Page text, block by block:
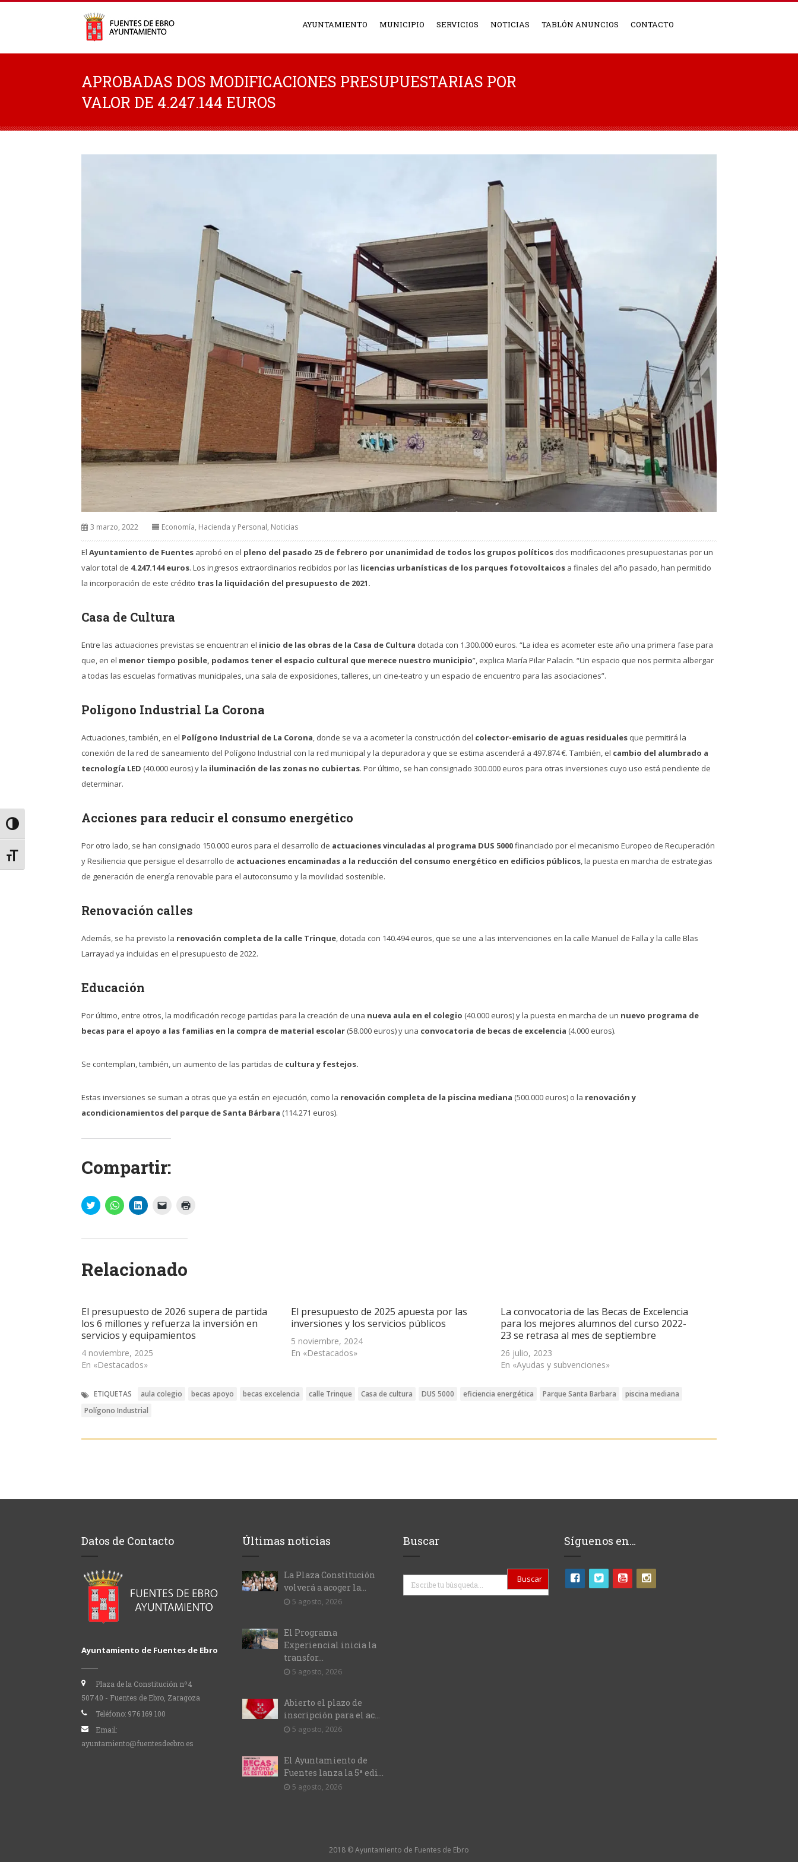
Alternar alto contraste
Alternar tamaño de letra
AYUNTAMIENTO MUNICIPIO SERVICIOS NOTICIAS TABLÓN ANUNCIOS CONTACTO
APROBADAS DOS MODIFICACIONES PRESUPUESTARIAS POR
VALOR DE 4.247.144 EUROS
3 marzo, 2022 Economía, Hacienda y Personal, Noticias
El Ayuntamiento de Fuentes aprobó en el pleno del pasado 25 de febrero por unanimidad de todos los grupos políticos dos modificaciones presupuestarias por un
valor total de 4.247.144 euros. Los ingresos extraordinarios recibidos por las licencias urbanísticas de los parques fotovoltaicos a finales del año pasado, han permitido
la incorporación de este crédito tras la liquidación del presupuesto de 2021.
Casa de Cultura
Entre las actuaciones previstas se encuentran el inicio de las obras de la Casa de Cultura dotada con 1.300.000 euros. “La idea es acometer este año una primera fase para
que, en el menor tiempo posible, podamos tener el espacio cultural que merece nuestro municipio”, explica María Pilar Palacín. “Un espacio que nos permita albergar
a todas las escuelas formativas municipales, una sala de exposiciones, talleres, un cine-teatro y un espacio de encuentro para las asociaciones”.
Polígono Industrial La Corona
Actuaciones, también, en el Polígono Industrial de La Corona, donde se va a acometer la construcción del colector-emisario de aguas residuales que permitirá la
conexión de la red de saneamiento del Polígono Industrial con la red municipal y la depuradora y que se estima ascenderá a 497.874 €. También, el cambio del alumbrado a
tecnología LED (40.000 euros) y la iluminación de las zonas no cubiertas. Por último, se han consignado 300.000 euros para otras inversiones cuyo uso está pendiente de
determinar.
Acciones para reducir el consumo energético
Por otro lado, se han consignado 150.000 euros para el desarrollo de actuaciones vinculadas al programa DUS 5000financiado por el mecanismo Europeo de Recuperación
y Resiliencia que persigue el desarrollo de actuaciones encaminadas a la reducción del consumo energético en edificios públicos, la puesta en marcha de estrategias
de generación de energía renovable para el autoconsumo y la movilidad sostenible.
Renovación calles
Además, se ha previsto la renovación completa de la calle Trinque, dotada con 140.494 euros, que se une a las intervenciones en la calle Manuel de Falla y la calle Blas
Larrayad ya incluidas en el presupuesto de 2022.
Educación
Por último, entre otros, la modificación recoge partidas para la creación de una nueva aula en el colegio (40.000 euros) y la puesta en marcha de un nuevo programa de
becas para el apoyo a las familias en la compra de material escolar (58.000 euros) y una convocatoria de becas de excelencia (4.000 euros).
Se contemplan, también, un aumento de las partidas de cultura y festejos.
Estas inversiones se suman a otras que ya están en ejecución, como la renovación completa de la piscina mediana (500.000 euros) o la renovación y
acondicionamientos del parque de Santa Bárbara (114.271 euros).
Compartir:
Haz
clic
Twitter
en
una
Haz
clic
WhatsApp
en
una
Haz
clic
LinkedIn
en
una
Haz
enlace
electrónico
a
en
una
ventana
nueva)
Relacionado
El presupuesto de 2026 supera de partida
los 6 millones y refuerza la inversión en
servicios y equipamientos
4 noviembre, 2025
En «Destacados»
El presupuesto de 2025 apuesta por las
inversiones y los servicios públicos
5 noviembre, 2024
En «Destacados»
La convocatoria de las Becas de Excelencia
para los mejores alumnos del curso 2022-
23 se retrasa al mes de septiembre
26 julio, 2023
En «Ayudas y subvenciones»
ETIQUETAS aula colegio becas apoyo becas excelencia calle Trinque Casa de cultura DUS 5000 eficiencia energética Parque Santa Barbara
piscina mediana
Polígono Industrial
Datos de Contacto
Ayuntamiento de Fuentes de Ebro
Plaza de la Constitución nº4
50740 - Fuentes de Ebro, Zaragoza
Teléfono: 976 169 100
Email:
ayuntamiento@fuentesdeebro.es
Últimas noticias
La Plaza Constitución
volverá a acoger la...
5 agosto, 2026
El Programa
Experiencial inicia la
transfor...
5 agosto, 2026
Abierto el plazo de
inscripción para el ac...
5 agosto, 2026
El Ayuntamiento de
Fuentes lanza la 5ª edi...
5 agosto, 2026
Buscar
Buscar
Síguenos en…
2018 © Ayuntamiento de Fuentes de Ebro